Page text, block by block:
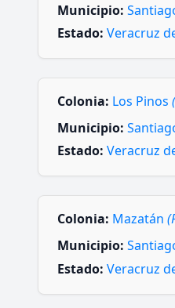
Municipio:
Estado: Veracruz
Colonia: Los Pinos
Municipio:
Estado: Veracruz
Colonia: Mazatán
Municipio:
Estado: Veracruz